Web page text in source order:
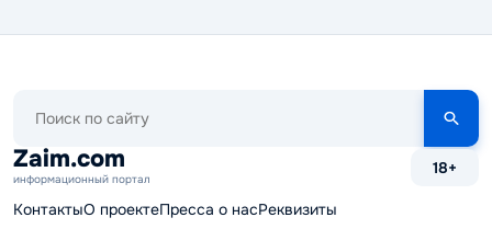
сайту
Zaim.com
информационный портал
18+
КонтактыО проектеПресса о насРеквизиты